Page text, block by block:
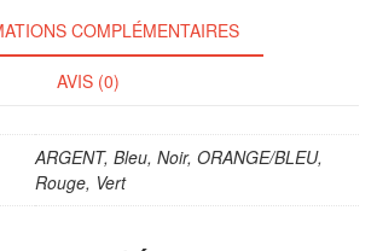
COMPLÉMENTAIRES
AVIS (0)
ARGENT, Bleu, Noir, ORANGE/BLEU,
Rouge, Vert